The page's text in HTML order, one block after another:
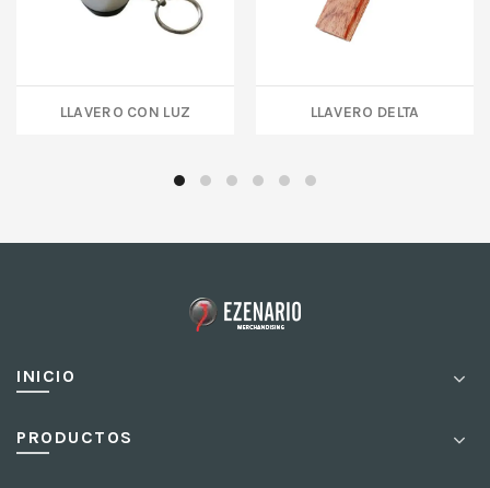
Llavero con luz LLAVERO DELTA
INICIO
PRODUCTOS